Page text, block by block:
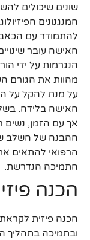
שונים שיכולים
המנגנונים
להתמודד עם
האישה עובר
הנגרמות על ידי
מהוות את הגורם
על מנת להקל על
האישה בלידה.
אך עם הזמן, נשים
ההבנה של השלב
הרפואי להתאים
התמיכה הנדרשת.
הכנה
הכנה פיזית
ובתמיכה בתהליך